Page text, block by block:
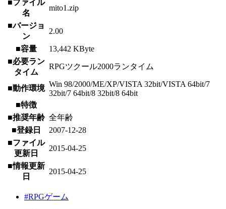
■ファイル
名
mito1.zip
■バージョ
ン
2.00
■容量
13,442 KByte
■必要ラン
タイム
RPGツクール2000ランタイム
■動作環境 Win 98/2000/ME/XP/VISTA 32bit/VISTA 64bit/7
32bit/7 64bit/8 32bit/8 64bit
■特徴
■推奨年齢 全年齢
■登録日
2007-12-28
■ファイル
更新日
2015-04-25
■情報更新
日
2015-04-25
#RPGゲーム